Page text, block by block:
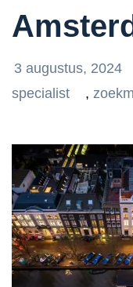
3 augustus, 2024
specialist
,